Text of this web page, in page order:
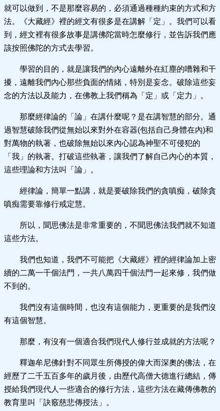
就可以做到，不是那麼容易的，必須通過種種約束的方式和方
法。《大藏經》裡的經文有很多是在講解「定」。我們可以看
到，經文裡有很多故事是講佛陀當時怎麼修行，並告訴我們應
該按照佛陀的方式去學習。
學習的目的，就是讓我們的內心遠離外在紅塵的嘈雜和干
擾，遠離我們內心那些負面的情緒，特別是妄念。破除這些妄
念的方法以及能力，在佛教上我們稱為「定」或「定力」。
那麼經律論的「論」在講什麼呢？是在講智慧的部分。通
過智慧破除我們從無始以來對外在容器(包括自己身體在內)和
對萬物的執著，也破除無始以來內心認為神聖不可侵犯的
「我」的執著。打破這些執著，讓我們了解自己內心的本質，
這些理論和方法叫「論」。
經律論，簡單一點講，就是要破除我們的貪嗔痴，破除貪
嗔痴需要靠修行戒定慧。
所以，聞思佛法是非常重要的，不聞思佛法我們就不知道
這些方法。
我們也知道，我們不可能把《大藏經》裡的經律論加上密
續的二萬一千個法門，一共八萬四千個法門一起來修，我們做
不到的。
我們沒有這個時間，也沒有這個能力，更重要的是我們沒
有這個智慧。
那麼，有沒有一個適合我們現代人修行並成就的方法呢？
釋迦牟尼佛針對不同眾生所傳授的偉大而深奧的佛法，在
經歷了二千五百多年的歲月後，由歷代高僧大德進行總結，傳
授給我們現代人一些適合的修行方法，這些方法在藏傳佛教的
教育里叫「訣竅慈悲傳授法」。